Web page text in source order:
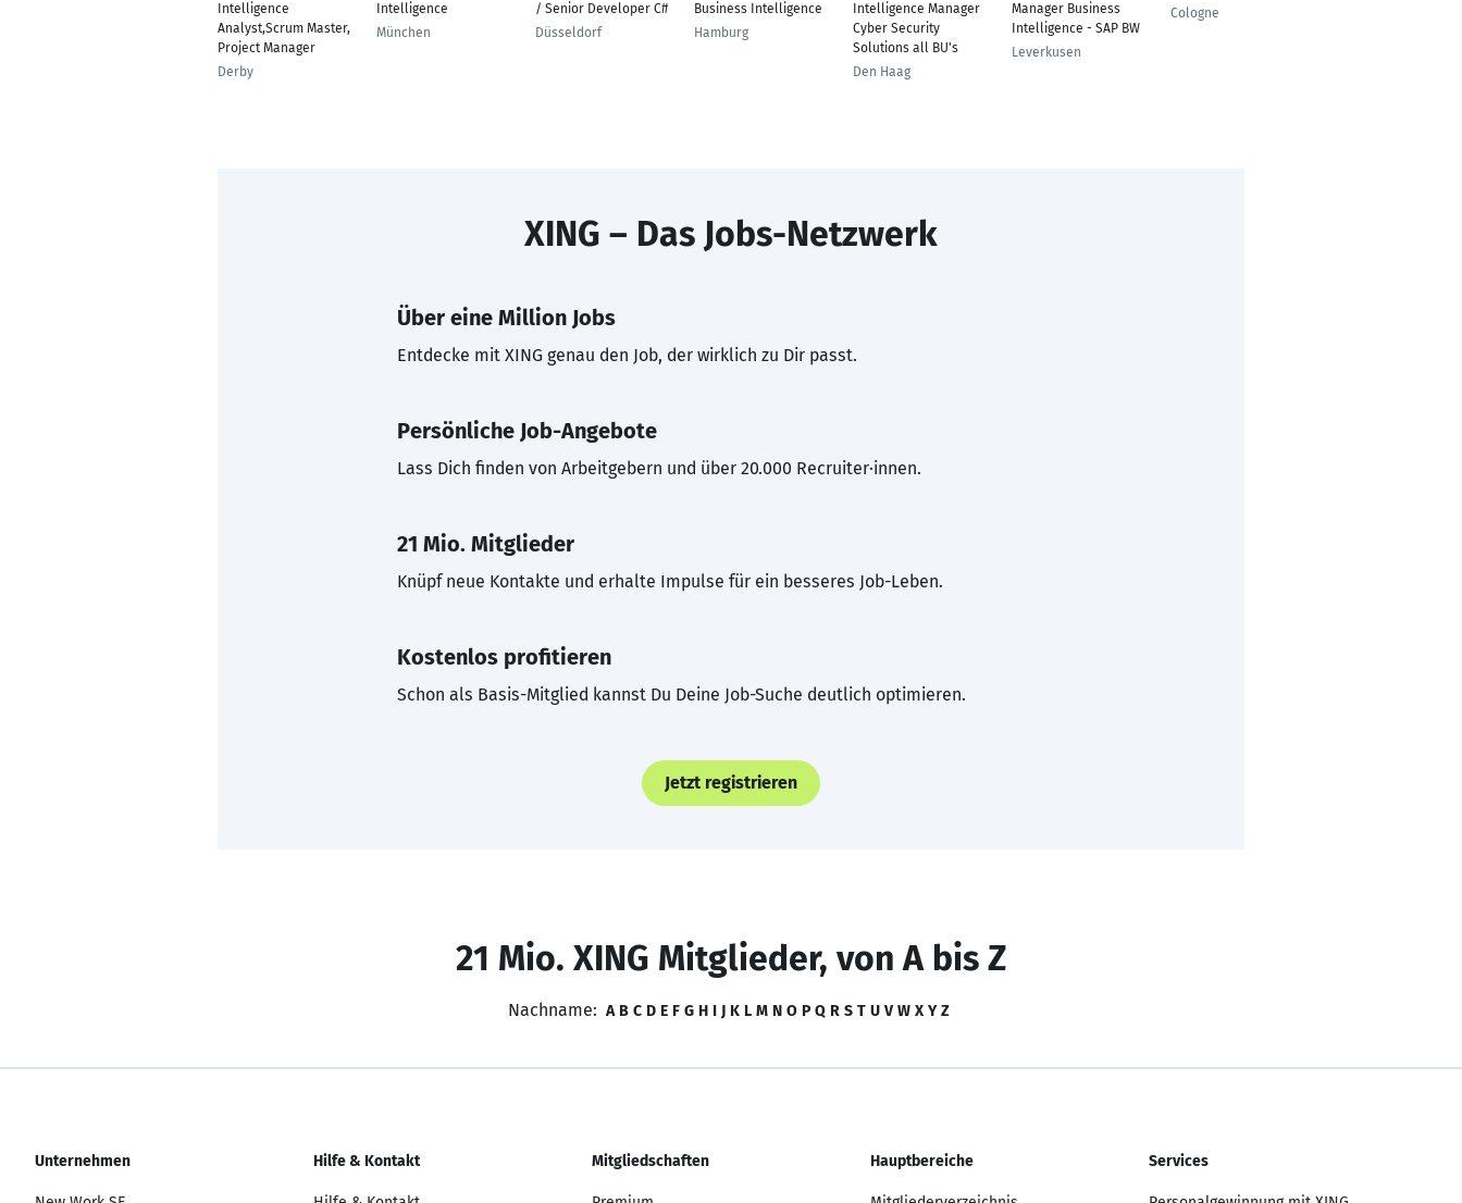
Intelligence
Analyst,Scrum Master,
Project Manager
Derby
Intelligence
München
/ Senior Developer C#
Düsseldorf
Business Intelligence
Hamburg
Intelligence Manager
Cyber Security
Solutions all BU's
Den Haag
Manager Business
Intelligence - SAP BW
Leverkusen
Cologne
XING – Das Jobs-Netzwerk
Über eine Million Jobs
Entdecke mit XING genau den Job, der wirklich zu Dir passt.
Persönliche Job-Angebote
Lass Dich finden von Arbeitgebern und über 20.000 Recruiter·innen.
21 Mio. Mitglieder
Knüpf neue Kontakte und erhalte Impulse für ein besseres Job-Leben.
Kostenlos profitieren
Schon als Basis-Mitglied kannst Du Deine Job-Suche deutlich optimieren.
Jetzt registrieren
21 Mio. XING Mitglieder, von A bis Z
Nachname: A B C D E F G H I J K L M N O P Q R S T U V W X Y Z
Unternehmen Hilfe & Kontakt Mitgliedschaften Hauptbereiche Services